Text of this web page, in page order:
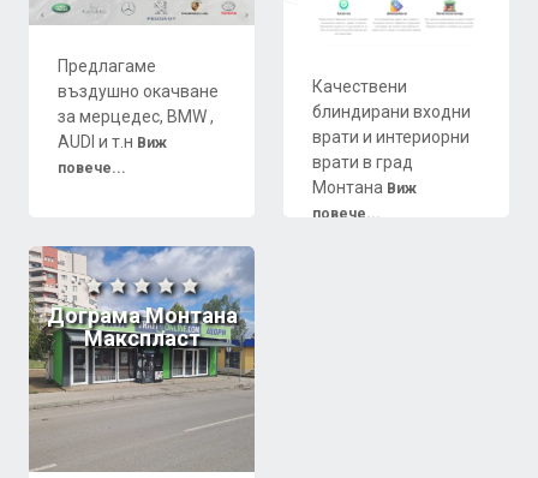
Предлагаме
въздушно окачване
за мерцедес, BMW ,
AUDI и т.н Виж
повече...
Качествени
блиндирани входни
врати и интериорни
врати в град
Монтана Виж
повече...
Дограма Монтана
Макспласт